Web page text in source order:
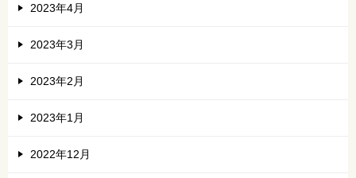
2023年4月
2023年3月
2023年2月
2023年1月
2022年12月